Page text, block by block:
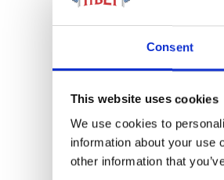
Consent
This website uses cookies
We use cookies to
information about your use
other information that